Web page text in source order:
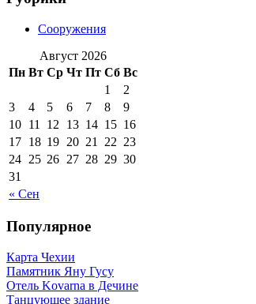
Сооружения
Август 2026
Пн Вт Ср Чт Пт Сб Вс
« Сен
1
2
3
4 5 6 7 8
9
10 11 12 13 14 15 16
17 18 19 20 21 22 23
24 25 26 27 28 29 30
31
Популярное
Карта Чехии
Памятник Яну Гусу
Отель Kovarna в Дечине
Танцующее здание